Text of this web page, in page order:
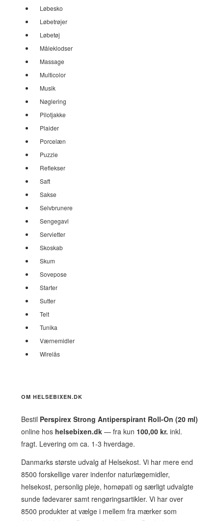
Løbesko
Løbetrøjer
Løbetøj
Måleklodser
Massage
Multicolor
Musik
Nøglering
Pilotjakke
Plaider
Porcelæn
Puzzle
Reflekser
Saft
Sakse
Selvbrunere
Sengegavl
Servietter
Skoskab
Skum
Sovepose
Starter
Sutter
Telt
Tunika
Værnemidler
Wirelås
OM HELSEBIXEN.DK
Bestil Perspirex Strong Antiperspirant Roll-On (20 ml)
online hos helsebixen.dk — fra kun 100,00 kr. inkl.
fragt. Levering om ca. 1-3 hverdage.
Danmarks største udvalg af Helsekost. Vi har mere end
8500 forskellige varer indenfor naturlægemidler,
helsekost, personlig pleje, homøpati og særligt udvalgte
sunde fødevarer samt rengøringsartikler. Vi har over
8500 produkter at vælge i mellem fra mærker som